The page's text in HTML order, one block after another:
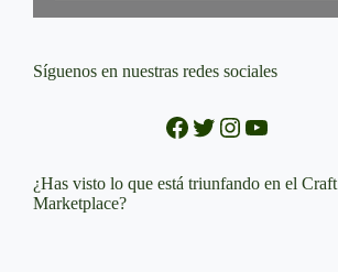
Síguenos en nuestras redes sociales
Facebook
Twitter
Instagram
YouTube
¿Has visto lo que está triunfando en el Craft
Marketplace?